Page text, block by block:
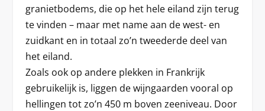
granietbodems, die op het hele eiland zijn terug
te vinden – maar met name aan de west- en
zuidkant en in totaal zo’n tweederde deel van
het eiland.
Zoals ook op andere plekken in Frankrijk
gebruikelijk is, liggen de wijngaarden vooral op
hellingen tot zo’n 450 m boven zeeniveau. Door